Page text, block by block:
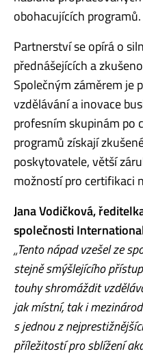
obohacujících programů.
Partnerství se opírá o
přednášejících a
Společným záměrem je
vzdělávání a inovace
profesním skupinám po
programů získají
poskytovatele, větší
možností pro certifikaci
Jana Vodičková,
společnosti
„Tento nápad vzešel ze
stejně smýšlejícího
touhy shromáždit
jak místní, tak i
s jednou z
příležitostí pro sblížení